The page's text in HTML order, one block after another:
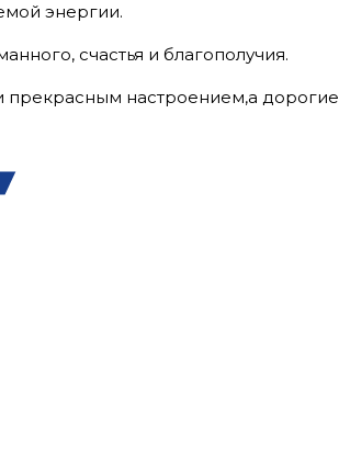
энергии.
счастья и благополучия.
настроением,а дорогие